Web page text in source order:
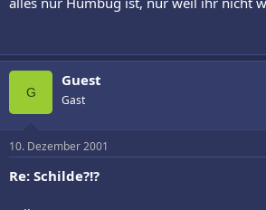
G
Guest
Gast
10. Dezember 2001
Re: Schilde?!?